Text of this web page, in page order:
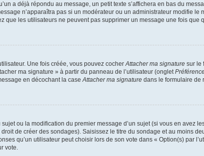
a déjà répondu au message, un petit texte s’affichera en bas du
n’apparaîtra pas si un modérateur ou un administrateur modifie
que les utilisateurs ne peuvent pas supprimer un message une fois que
Une fois créée, vous pouvez cocherAttacher ma signature sur le
ma signature » à partir du panneau de l’utilisateur (onglet
en décochant la caseAttacher ma signature dans le formulaire de
ou la modification du premier message d’un sujet (si vous en avez
de créer des sondages). Saisissez le titre du sondage et au moins
qu’un utilisateur peut choisir lors de son vote dans « Option(s) par
vote.